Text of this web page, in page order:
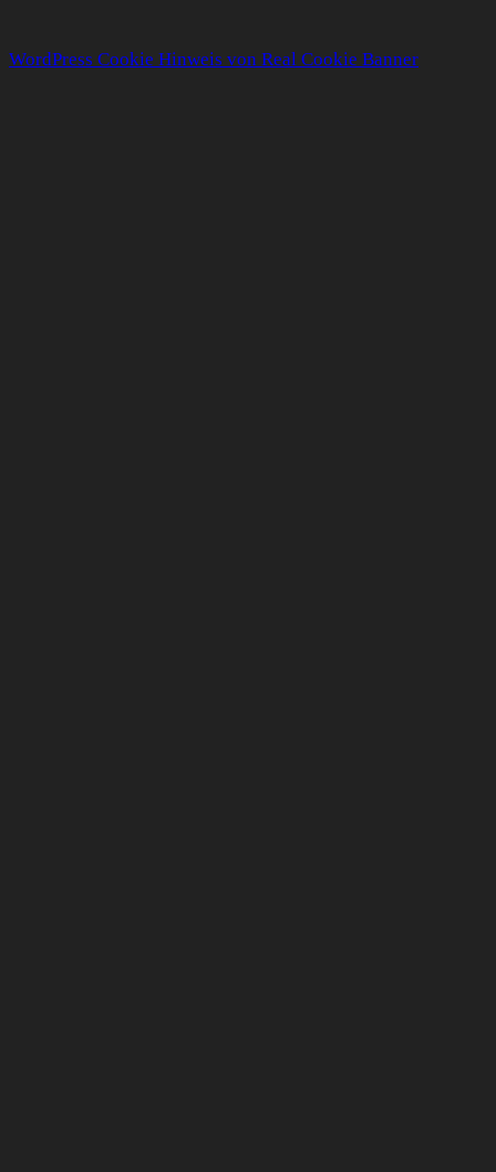
WordPress Cookie Hinweis von Real Cookie Banner